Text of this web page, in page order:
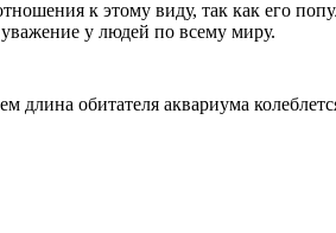
к этому виду, так как его
у людей по всему миру.
обитателя аквариума